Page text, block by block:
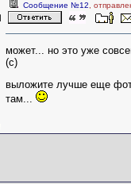
Сообщение №12 ,
может... но это уже
(с)
выложите лучше еще
там...